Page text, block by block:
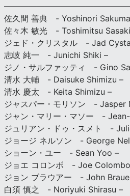
佐久間 善典 - Yoshinori
佐々木 敏光 - Toshimitsu
ジェド・クリスタル - Jad
志岐 純一 - Junichi Shiki –
ジノ・サルファッティ - Gino
清水 大輔 - Daisuke Shimizu –
清水 慶太 - Keita Shimizu –
ジャスパー・モリソン - Jasper
ジャン・マリー・マソー -
ジュリアン・ドゥ・スメト -
ジョージ ネルソン - George
ショーン・ユー - Sean Yoo –
ジョエ コロンボ - Joe
ジョン ブラウアー - John
白須 慎之 - Noriyuki Shirasu –